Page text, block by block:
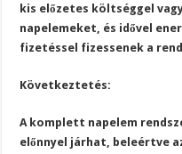
kis előzetes költséggel
napelemeket, és idővel
fizetéssel fizessenek a
Következtetés:
A komplett napelem
előnnyel járhat, beleértve